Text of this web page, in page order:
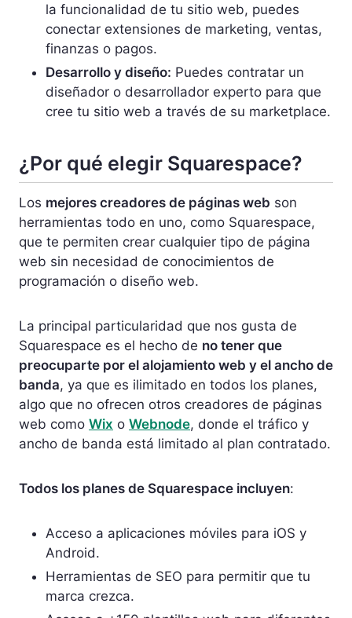
la funcionalidad de tu sitio web, puedes
conectar extensiones de marketing, ventas,
finanzas o pagos.
Desarrollo y diseño: Puedes contratar un
diseñador o desarrollador experto para que
cree tu sitio web a través de su marketplace.
¿Por qué elegir Squarespace?
Los mejores creadores de páginas web son
herramientas todo en uno, como Squarespace,
que te permiten crear cualquier tipo de página
web sin necesidad de conocimientos de
programación o diseño web.
La principal particularidad que nos gusta de
Squarespace es el hecho de no tener que
preocuparte por el alojamiento web y el ancho de
banda, ya que es ilimitado en todos los planes,
algo que no ofrecen otros creadores de páginas
web como Wix o Webnode, donde el tráfico y
ancho de banda está limitado al plan contratado.
Todos los planes de Squarespace incluyen:
Acceso a aplicaciones móviles para iOS y
Android.
Herramientas de SEO para permitir que tu
marca crezca.